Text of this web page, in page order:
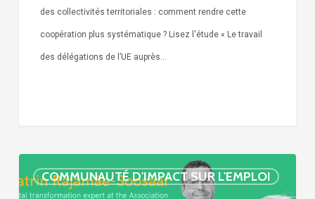
des collectivités territoriales : comment rendre cette
coopération plus systématique ? Lisez l'étude « Le travail
des délégations de l’UE auprès…
COMMUNAUTÉ D'IMPACT SUR L'EMPLOI
Simone »